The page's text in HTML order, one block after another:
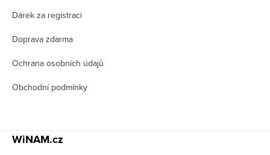
Dárek za registraci
Doprava zdarma
Ochrana osobních údajů
Obchodní podmínky
WiNAM.cz